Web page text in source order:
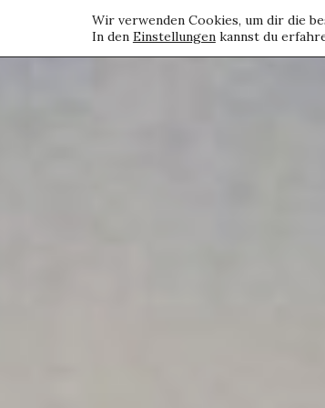
Wir verwenden Cookies, um dir die
In den Einstellungenkannst du